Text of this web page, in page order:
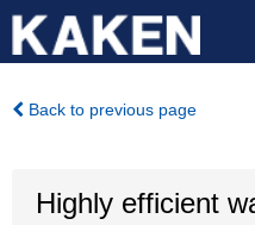
Back to previous page
Highly efficient